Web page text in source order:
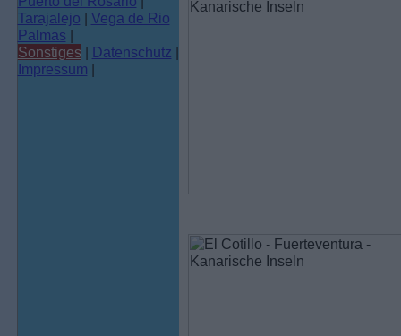
Tarajalejo | Vega de Rio
Palmas |
Sonstiges | Datenschutz |
Impressum |